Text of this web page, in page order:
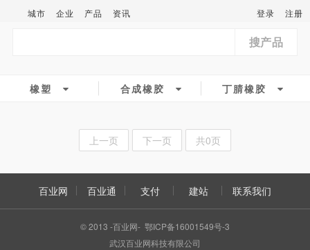
城市 企业 产品 资讯 登录 注册
搜产品
橡塑 合成橡胶 丁腈橡胶
上一页 下一页 共0页
百业网 百业通 支付 建站 联系我们
© 2013 -百业网- 鄂ICP备16001549号-3
武汉百业网科技有限公司